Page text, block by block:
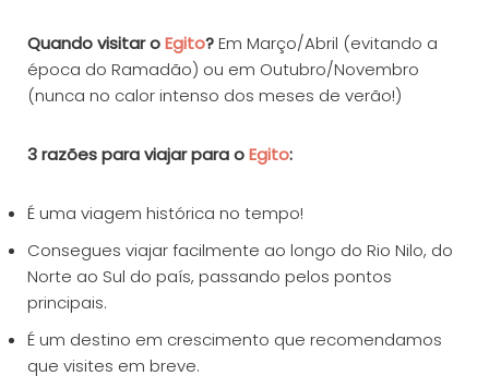
Quando visitar oEgito?Em Março/Abril (evitando a
época do Ramadão) ou em Outubro/Novembro
(nunca no calor intenso dos meses de verão!)
3 razões para viajar para oEgito:
É uma viagem histórica no tempo!
Consegues viajar facilmente ao longo do Rio Nilo, do
Norte ao Sul do país, passando pelos pontos
principais.
É um destino em crescimento que recomendamos
que visites em breve.